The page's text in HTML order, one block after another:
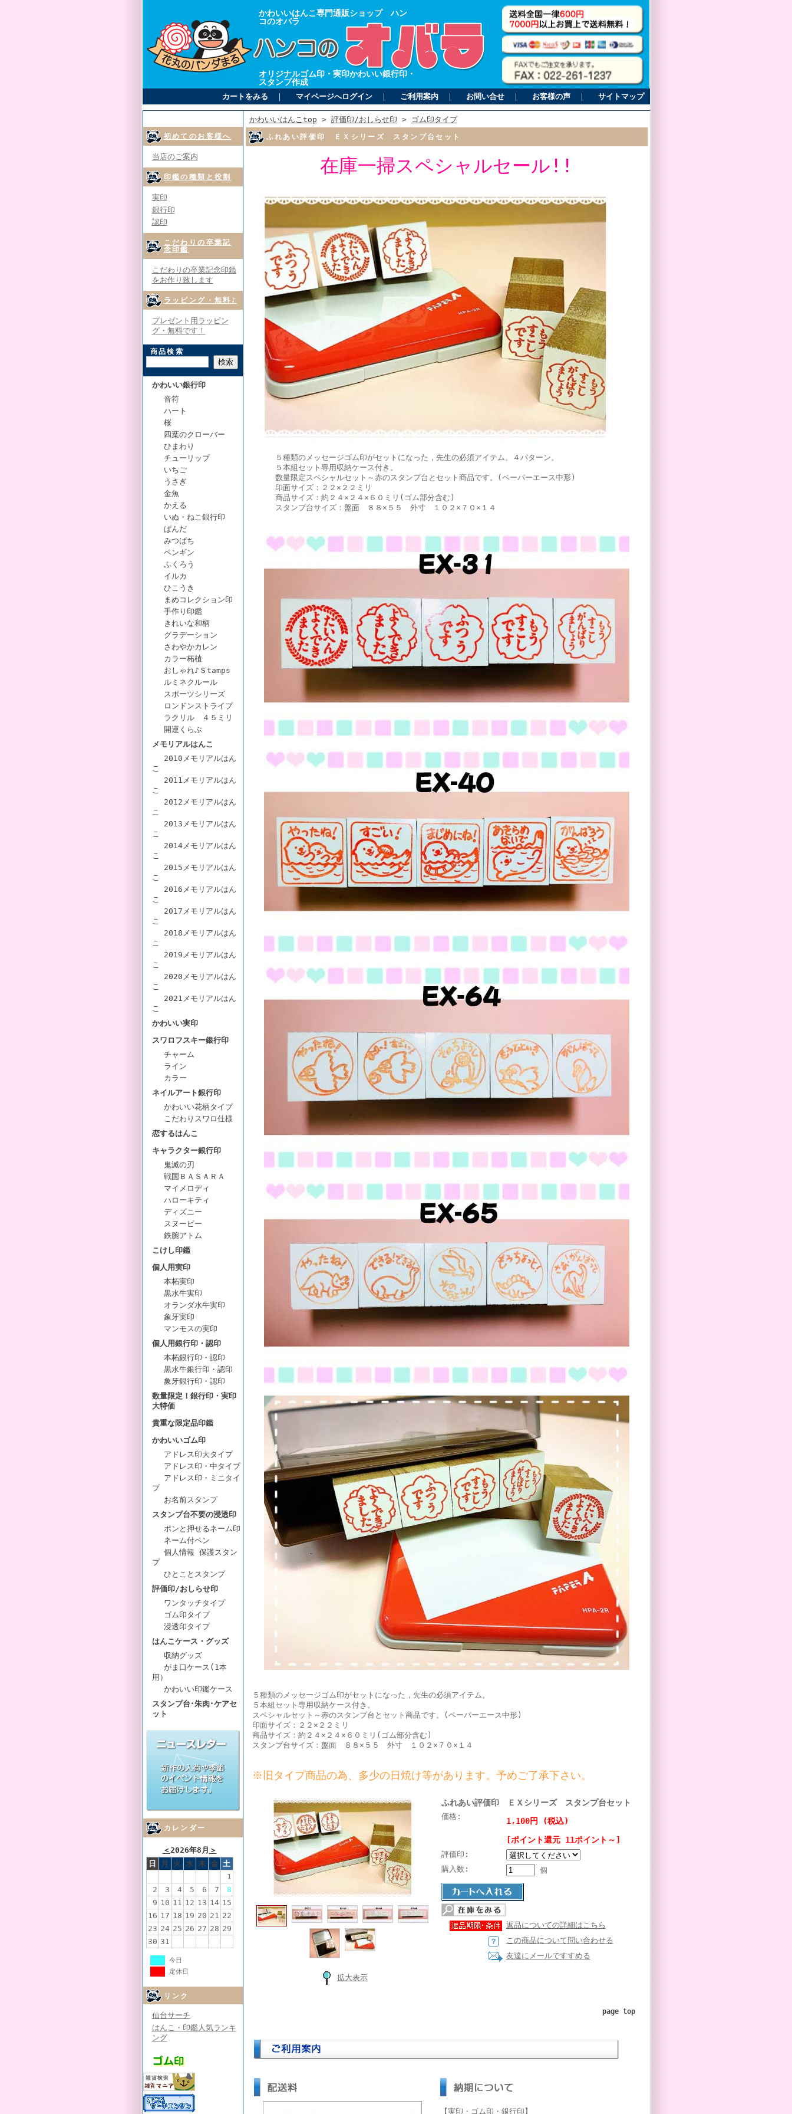
かわいいはんこ専門通販ショップ ハン
コのオバラ
オリジナルゴム印・実印かわいい銀行印・
スタンプ作成
カートをみる ｜ マイページへログイン ｜ ご利用案内 ｜ お問い合せ ｜ お客様の声 ｜ サイトマップ
初めてのお客様へ
当店のご案内
印鑑の種類と役割
実印
銀行印
認印
こだわりの卒業記
念印鑑
こだわりの卒業記念印鑑
をお作り致します
ラッピング・無料♪
プレゼント用ラッピン
グ・無料です！
商品検索
かわいい銀行印
音符
ハート
桜
四葉のクローバー
ひまわり
チューリップ
いちご
うさぎ
金魚
かえる
いぬ・ねこ銀行印
ぱんだ
みつばち
ペンギン
ふくろう
イルカ
ひこうき
まめコレクション印
手作り印鑑
きれいな和柄
グラデーション
さわやかカレン
カラー柘植
おしゃれ♪Ｓtamps
ルミネクルール
スポーツシリーズ
ロンドンストライプ
ラクリル ４５ミリ
開運くらぶ
メモリアルはんこ
2010メモリアルはん
こ
2011メモリアルはん
こ
2012メモリアルはん
こ
2013メモリアルはん
こ
2014メモリアルはん
こ
2015メモリアルはん
こ
2016メモリアルはん
こ
2017メモリアルはん
こ
2018メモリアルはん
こ
2019メモリアルはん
こ
2020メモリアルはん
こ
2021メモリアルはん
こ
かわいい実印
スワロフスキー銀行印
チャーム
ライン
カラー
ネイルアート銀行印
かわいい花柄タイプ
こだわりスワロ仕様
恋するはんこ
キャラクター銀行印
鬼滅の刃
戦国ＢＡＳＡＲＡ
マイメロディ
ハローキティ
ディズニー
スヌーピー
鉄腕アトム
こけし印鑑
個人用実印
本柘実印
黒水牛実印
オランダ水牛実印
象牙実印
マンモスの実印
個人用銀行印・認印
本柘銀行印・認印
黒水牛銀行印・認印
象牙銀行印・認印
数量限定！銀行印・実印
大特価
貴重な限定品印鑑
かわいいゴム印
アドレス印大タイプ
アドレス印・中タイプ
アドレス印・ミニタイ
プ
お名前スタンプ
スタンプ台不要の浸透印
ポンと押せるネーム印
ネーム付ペン
個人情報 保護スタン
プ
ひとことスタンプ
評価印/おしらせ印
ワンタッチタイプ
ゴム印タイプ
浸透印タイプ
はんこケース・グッズ
収納グッズ
がま口ケース(1本
用）
かわいい印鑑ケース
スタンプ台･朱肉･ケアセ
ット
カレンダー
＜2026年8月 ＞
日
月 火 水 木 金 土
1
2
3 4 5 6 7
8
9 10 11 12 13 14 15
16 17 18 19 20 21 22
23 24 25 26 27 28 29
30 31
今日
定休日
リンク
仙台サーチ
はんこ・印鑑人気ランキ
ング
かわいいはんこtop > 評価印/おしらせ印 > ゴム印タイプ
ふれあい評価印 ＥＸシリーズ スタンプ台セット
在庫一掃スペシャルセール!!
５種類のメッセージゴム印がセットになった，先生の必須アイテム。４パターン。
５本組セット専用収納ケース付き。
数量限定スペシャルセット～赤のスタンプ台とセット商品です。(ペーパーエース中形)
印面サイズ：２２×２２ミリ
商品サイズ：約２４×２４×６０ミリ(ゴム部分含む)
スタンプ台サイズ：盤面 ８８×５５ 外寸 １０２×７０×１４
５種類のメッセージゴム印がセットになった，先生の必須アイテム。
５本組セット専用収納ケース付き。
スペシャルセット～赤のスタンプ台とセット商品です。(ペーパーエース中形)
印面サイズ：２２×２２ミリ
商品サイズ：約２４×２４×６０ミリ(ゴム部分含む)
スタンプ台サイズ：盤面 ８８×５５ 外寸 １０２×７０×１４
※旧タイプ商品の為、多少の日焼け等があります。予めご了承下さい。
拡大表示
ふれあい評価印 ＥＸシリーズ スタンプ台セット
価格:
1,100円 (税込)
[ポイント還元 11ポイント～]
評価印:
購入数:
個
返品についての詳細はこちら
この商品について問い合わせる
友達にメールですすめる
page top
【実印・ゴム印・銀行印】